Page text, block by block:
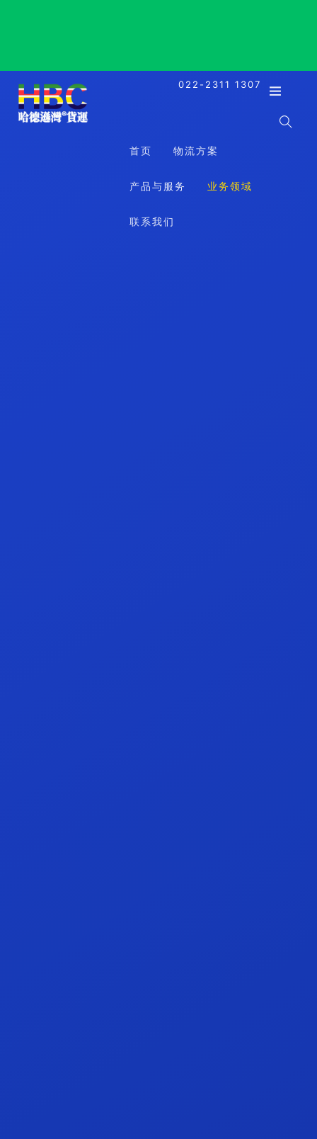
022-2311 1307
首页 物流方案
产品与服务 业务领域
联系我们